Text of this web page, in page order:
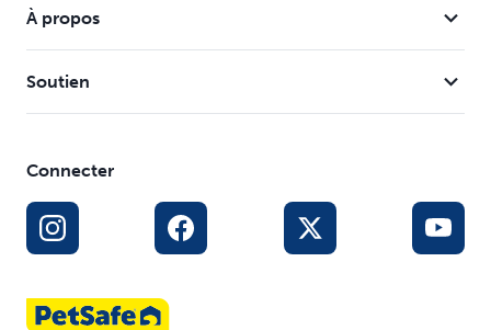
100 kg
À propos
Soutien
Connecter